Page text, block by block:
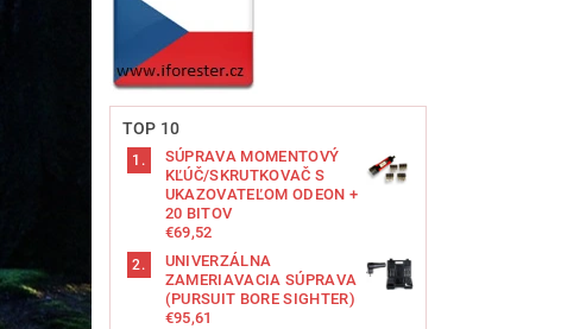
TOP 10
SÚPRAVA MOMENTOVÝ
KĽÚČ/SKRUTKOVAČ S
UKAZOVATEĽOM ODEON +
20 BITOV
€69,52
UNIVERZÁLNA
ZAMERIAVACIA SÚPRAVA
(PURSUIT BORE SIGHTER)
€95,61